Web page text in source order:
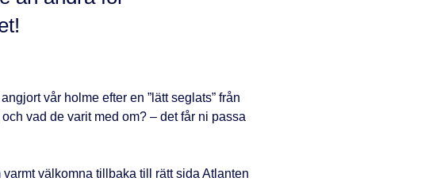
vår holme efter en ”lätt seglats” från
vad de varit med om? – det får ni passa
välkomna tillbaka till rätt sida Atlanten